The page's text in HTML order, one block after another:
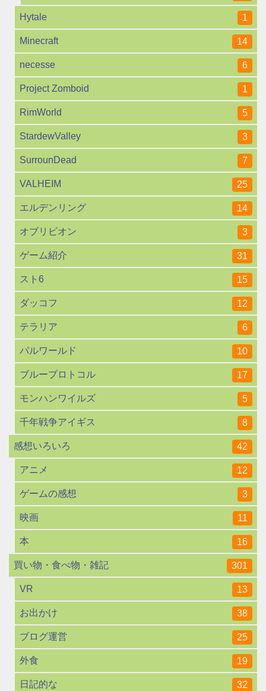
Hytale 1
Minecraft 14
necesse 6
Project Zomboid 1
RimWorld 5
StardewValley 3
SurrounDead 7
VALHEIM 25
エルデンリング 14
オブリビオン 3
ゲーム紹介 31
スト6 15
ダッコフ 12
テラリア 6
パルワールド 10
ブループロトコル 17
モンハンワイルズ 5
千年戦争アイギス 8
感想いろいろ 42
アニメ 12
ゲームの感想 3
映画 11
本 16
買い物・食べ物・雑記 301
VR 13
お出かけ 38
ブログ運営 25
外食 19
日記的な 32